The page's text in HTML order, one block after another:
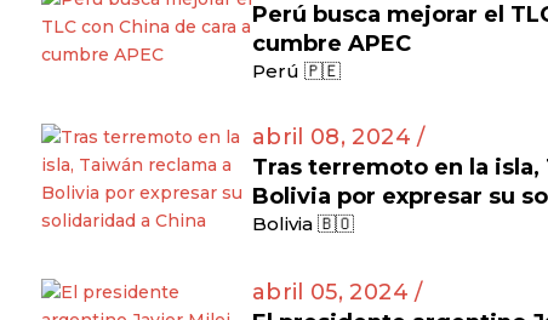
Perú busca mejorar el
cumbre APEC
Perú 🇵🇪
abril 08, 2024 /
Tras terremoto en la isla,
Bolivia por expresar su
Bolivia 🇧🇴
abril 05, 2024 /